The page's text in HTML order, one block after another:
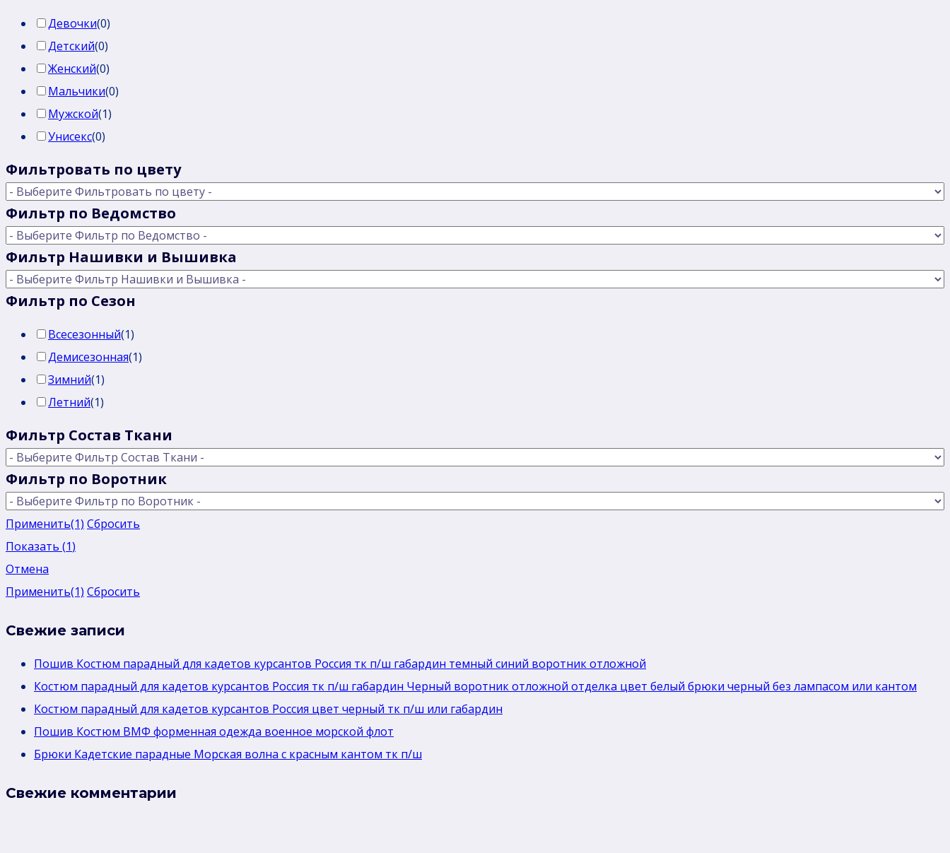
Девочки(0)
Детский(0)
Женский(0)
Мальчики(0)
Мужской(1)
Унисекс(0)
Фильтровать по цвету
Фильтр по Ведомство
Фильтр Нашивки и Вышивка
Фильтр по Сезон
Всесезонный(1)
Демисезонная(1)
Зимний(1)
Летний(1)
Фильтр Состав Ткани
Фильтр по Воротник
Применить(1) Сбросить
Показать (1)
Отмена
Применить(1) Сбросить
Свежие записи
Пошив Костюм парадный для кадетов курсантов Россия тк п/ш габардин темный синий воротник отложной
Костюм парадный для кадетов курсантов Россия тк п/ш габардин Черный воротник отложной отделка цвет белый брюки черный без лaмпасом или кантом
Костюм парадный для кадетов курсантов Россия цвет черный тк п/ш или габардин
Пошив Костюм ВМФ форменная одежда военное морской флот
Брюки Кадетские парадные Морская волна с красным кантом тк п/ш
Свежие комментарии